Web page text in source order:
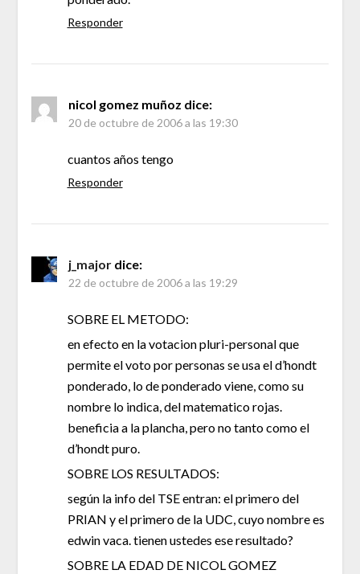
Responder
nicol gomez muñoz dice:
20 de octubre de 2006 a las 19:30
cuantos años tengo
Responder
j_major dice:
22 de octubre de 2006 a las 19:29
SOBRE EL METODO:
en efecto en la votacion pluri-personal que
permite el voto por personas se usa el d’hondt
ponderado, lo de ponderado viene, como su
nombre lo indica, del matematico rojas.
beneficia a la plancha, pero no tanto como el
d’hondt puro.
SOBRE LOS RESULTADOS:
según la info del TSE entran: el primero del
PRIAN y el primero de la UDC, cuyo nombre es
edwin vaca. tienen ustedes ese resultado?
SOBRE LA EDAD DE NICOL GOMEZ